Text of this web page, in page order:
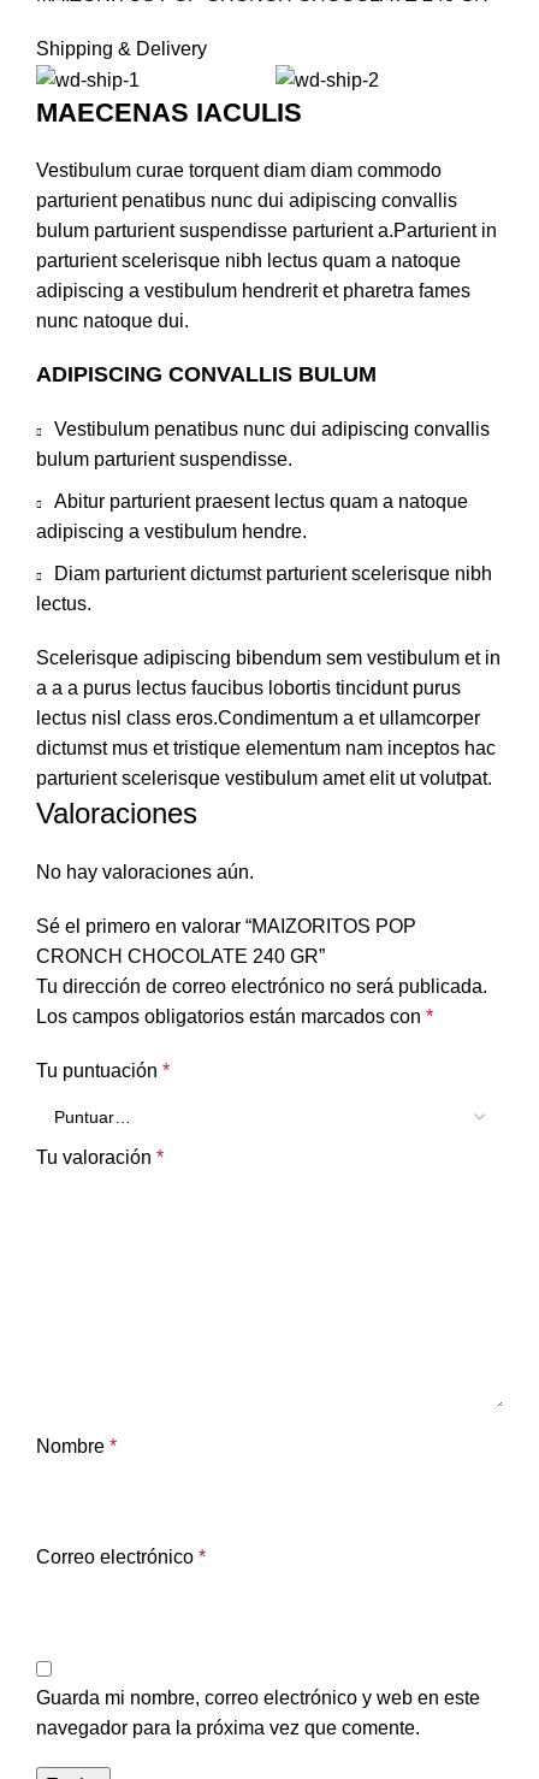
Shipping & Delivery
MAECENAS IACULIS
Vestibulum curae torquent diam diam commodo
parturient penatibus nunc dui adipiscing convallis
bulum parturient suspendisse parturient a.Parturient in
parturient scelerisque nibh lectus quam a natoque
adipiscing a vestibulum hendrerit et pharetra fames
nunc natoque dui.
ADIPISCING CONVALLIS BULUM
Vestibulum penatibus nunc dui adipiscing convallis
bulum parturient suspendisse.
Abitur parturient praesent lectus quam a natoque
adipiscing a vestibulum hendre.
Diam parturient dictumst parturient scelerisque nibh
lectus.
Scelerisque adipiscing bibendum sem vestibulum et in
a a a purus lectus faucibus lobortis tincidunt purus
lectus nisl class eros.Condimentum a et ullamcorper
dictumst mus et tristique elementum nam inceptos hac
parturient scelerisque vestibulum amet elit ut volutpat.
Valoraciones
No hay valoraciones aún.
Sé el primero en valorar “MAIZORITOS POP
CRONCH CHOCOLATE 240 GR”
Tu dirección de correo electrónico no será publicada.
Los campos obligatorios están marcados con *
Tu puntuación *
Tu valoración *
Nombre *
Correo electrónico *
Guarda mi nombre, correo electrónico y web en este
navegador para la próxima vez que comente.